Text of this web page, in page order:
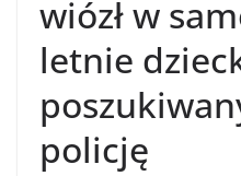
wiózł w
letnie
policję